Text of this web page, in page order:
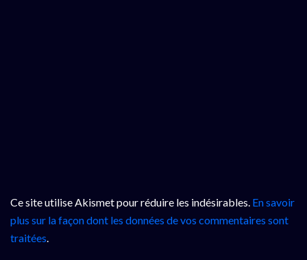
Ce site utilise Akismet pour réduire les indésirables. En savoir
plus sur la façon dont les données de vos commentaires sont
traitées.